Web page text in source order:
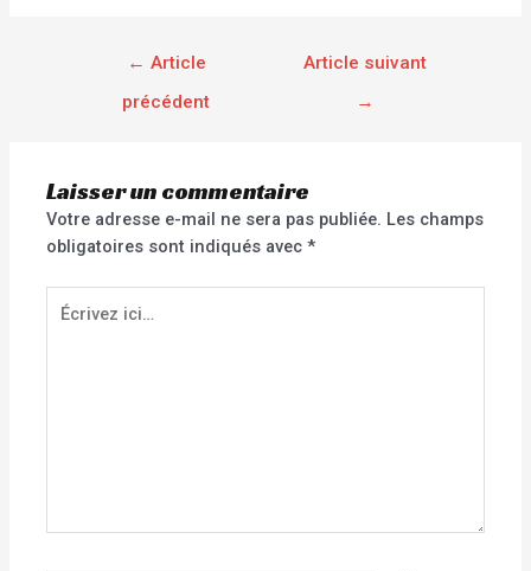
← Article
précédent
Article suivant
→
Laisser un commentaire
Votre adresse e-mail ne sera pas publiée. Les champs
obligatoires sont indiqués avec*
Écrivez
ici…